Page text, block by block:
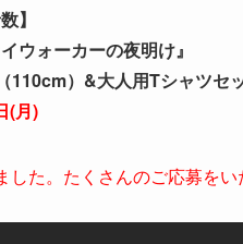
】
ウォーカーの夜明け』
110cm）&大人用Tシャツセ
(月)
た。たくさんのご応募をい